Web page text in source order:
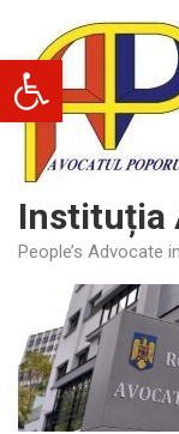
Deschide
content
Instituția
People’s Advocate